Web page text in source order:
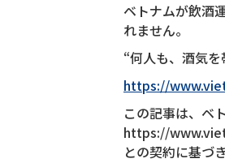
ベトナムが飲酒
れません。
“何人も、酒気
https://
この記事は、ベ
https://
との契約に基づ